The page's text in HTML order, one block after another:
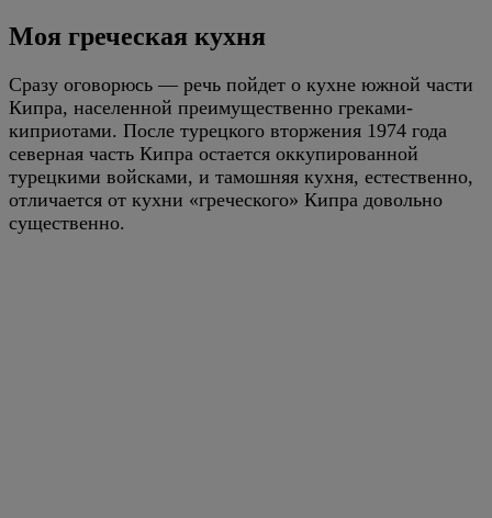
Моя греческая кухня
Сразу оговорюсь — речь пойдет о кухне южной части
Кипра, населенной преимущественно греками-
киприотами. После турецкого вторжения 1974 года
северная часть Кипра остается оккупированной
турецкими войсками, и тамошняя кухня, естественно,
отличается от кухни «греческого» Кипра довольно
существенно.